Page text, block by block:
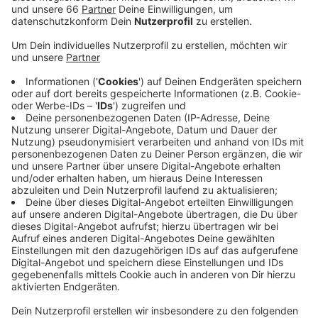
spielen.
Veröffentlicht:Mittwoch, 22.09.2021 15:04
Anzeige
Zanetti hat zwischen 2012 und 2014 und ab 2019
insgesamt 163 Spiele für die DEG bestritten. Dabei
kam er auf elf Treffer und 43 Vorlagen.
Anzeige
Weitere Infos und Links zum Thema
Anzeige